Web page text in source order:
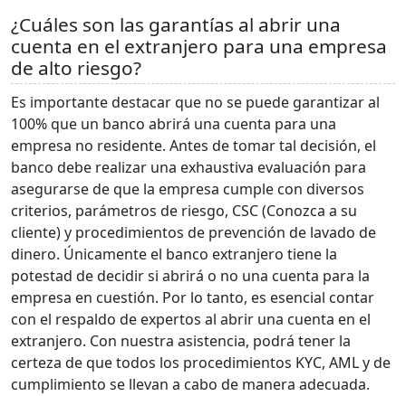
¿Cuáles son las garantías al abrir una
cuenta en el extranjero para una empresa
de alto riesgo?
Es importante destacar que no se puede garantizar al
100% que un banco abrirá una cuenta para una
empresa no residente. Antes de tomar tal decisión, el
banco debe realizar una exhaustiva evaluación para
asegurarse de que la empresa cumple con diversos
criterios, parámetros de riesgo, CSC (Conozca a su
cliente) y procedimientos de prevención de lavado de
dinero. Únicamente el banco extranjero tiene la
potestad de decidir si abrirá o no una cuenta para la
empresa en cuestión. Por lo tanto, es esencial contar
con el respaldo de expertos al abrir una cuenta en el
extranjero. Con nuestra asistencia, podrá tener la
certeza de que todos los procedimientos KYC, AML y de
cumplimiento se llevan a cabo de manera adecuada.